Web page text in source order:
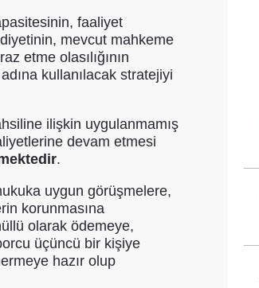
faaliyet
mevcut mahkeme
etme olasılığının
kullanılacak stratejiyi
ilişkin uygulanmamış
devam etmesi
.
uygun görüşmelere,
korunmasına
olarak ödemeye,
üçüncü bir kişiye
hazır olup